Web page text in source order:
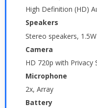
High Definition (HD)
Speakers
Stereo speakers,
Camera
HD 720p with Privacy
Microphone
2x, Array
Battery